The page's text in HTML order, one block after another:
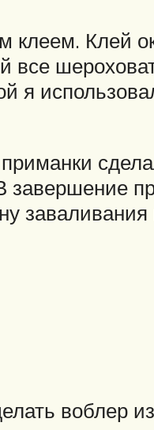
Клей
все
я
завершение
воблер